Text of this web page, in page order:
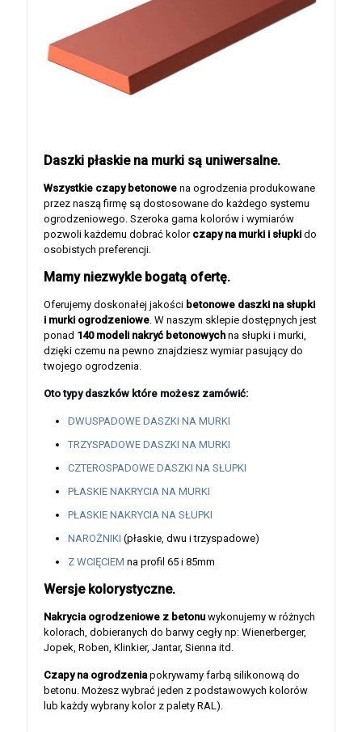
Daszki płaskie na murki są uniwersalne.
Wszystkie czapy betonowe na ogrodzenia produkowane
przez naszą firmę są dostosowane do każdego systemu
ogrodzeniowego. Szeroka gama kolorów i wymiarów
pozwoli każdemu dobrać kolor czapy na murki i słupki do
osobistych preferencji.
Mamy niezwykle bogatą ofertę.
Oferujemy doskonałej jakości betonowe daszki na słupki
i murki ogrodzeniowe. W naszym sklepie dostępnych jest
ponad 140 modeli nakryć betonowych na słupki i murki,
dzięki czemu na pewno znajdziesz wymiar pasujący do
twojego ogrodzenia.
Oto typy daszków które możesz zamówić:
DWUSPADOWE DASZKI NA MURKI
TRZYSPADOWE DASZKI NA MURKI
CZTEROSPADOWE DASZKI NA SŁUPKI
PŁASKIE NAKRYCIA NA MURKI
PŁASKIE NAKRYCIA NA SŁUPKI
NAROŻNIKI (płaskie, dwu i trzyspadowe)
Z WCIĘCIEM na profil 65 i 85mm
Wersje kolorystyczne.
Nakrycia ogrodzeniowe z betonu wykonujemy w różnych
kolorach, dobieranych do barwy cegły np: Wienerberger,
Jopek, Roben, Klinkier, Jantar, Sienna itd.
Czapy na ogrodzeniapokrywamy farbą silikonową do
betonu. Możesz wybrać jeden z podstawowych kolorów
lub każdy wybrany kolor z palety RAL).